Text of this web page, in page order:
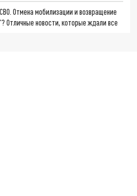
Отмена мобилизации и возвращение
Отличные новости, которые ждали все